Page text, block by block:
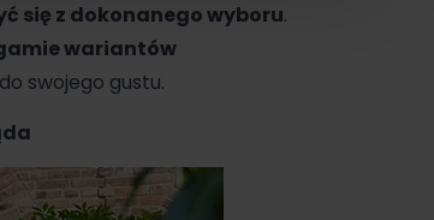
się z dokonanego wyboru.
wariantów
swojego gustu.